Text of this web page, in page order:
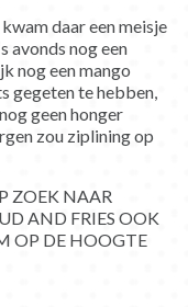
daar een meisje
avonds nog een
nog een mango
gegeten te hebben,
geen honger
zou ziplining op
ZOEK NAAR
AND FRIES OOK
OP DE HOOGTE